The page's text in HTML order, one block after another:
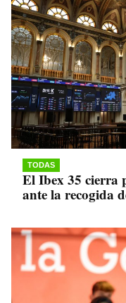
TODAS
El Ibex 35 cierra
ante la recogida